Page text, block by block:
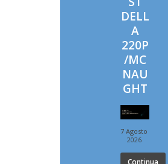
DELL
A
220P
/MC
NAU
GHT
7 Agosto
2026
Continua